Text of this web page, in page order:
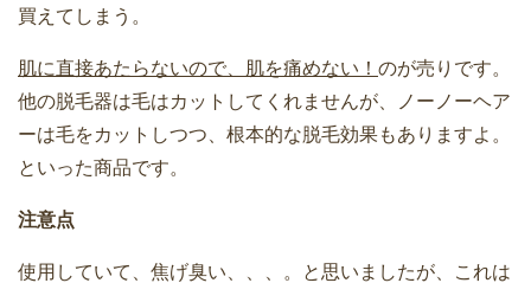
買えてしまう。
肌に直接あたらないので、肌を痛めない！ のが売りです。
他の脱毛器は毛はカットしてくれませんが、ノーノーヘア
ーは毛をカットしつつ、根本的な脱毛効果もありますよ。
といった商品です。
注意点
使用していて、焦げ臭い、、、。と思いましたが、これは